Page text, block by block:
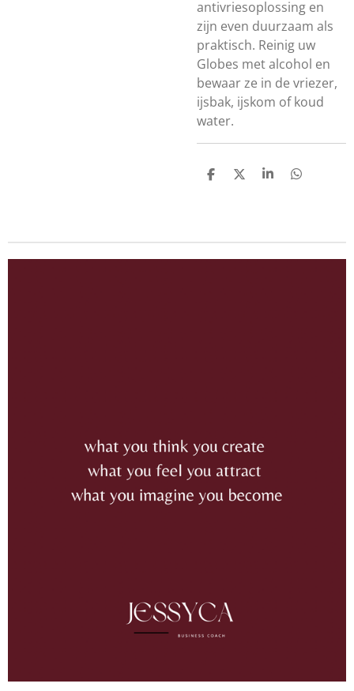
antivriesoplossing en
zijn even duurzaam als
praktisch. Reinig uw
Globes met alcohol en
bewaar ze in de vriezer,
ijsbak, ijskom of koud
water.
D
D
S
D